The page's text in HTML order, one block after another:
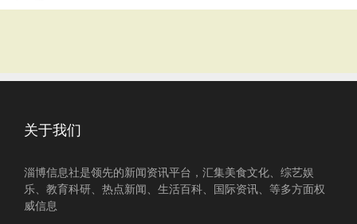
关于我们
淄博信息社是领先的新闻资讯平台，汇集美食文化、综艺娱
乐、教育科研、热点新闻、生活百科、国际资讯、等多方面权
威信息